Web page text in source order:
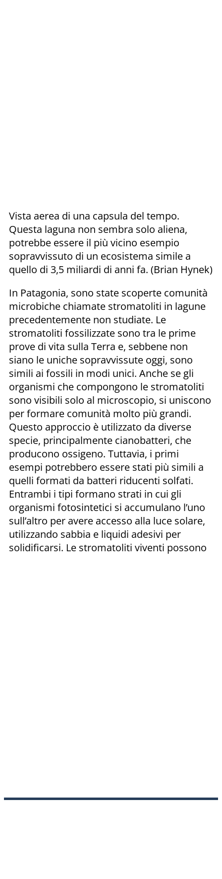
Vista aerea di una capsula del tempo.
Questa laguna non sembra solo aliena,
potrebbe essere il più vicino esempio
sopravvissuto di un ecosistema simile a
quello di 3,5 miliardi di anni fa. (Brian Hynek)
In Patagonia, sono state scoperte comunità
microbiche chiamate stromatoliti in lagune
precedentemente non studiate. Le
stromatoliti fossilizzate sono tra le prime
prove di vita sulla Terra e, sebbene non
siano le uniche sopravvissute oggi, sono
simili ai fossili in modi unici. Anche se gli
organismi che compongono le stromatoliti
sono visibili solo al microscopio, si uniscono
per formare comunità molto più grandi.
Questo approccio è utilizzato da diverse
specie, principalmente cianobatteri, che
producono ossigeno. Tuttavia, i primi
esempi potrebbero essere stati più simili a
quelli formati da batteri riducenti solfati.
Entrambi i tipi formano strati in cui gli
organismi fotosintetici si accumulano l’uno
sull’altro per avere accesso alla luce solare,
utilizzando sabbia e liquidi adesivi per
solidificarsi. Le stromatoliti viventi possono